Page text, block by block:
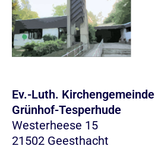
Ev.-Luth. Kirchengemeinde
Grünhof-Tesperhude
Westerheese 15
21502 Geesthacht